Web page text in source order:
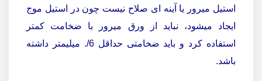
استیل میرور یا آینه ای صلاح نیست چون در استیل موج
ایجاد میشود، نباید از ورق میرور با ضخامت کمتر
استفاده کرد و باید ضخامتی حداقل 6/. میلیمتر داشته
باشد.